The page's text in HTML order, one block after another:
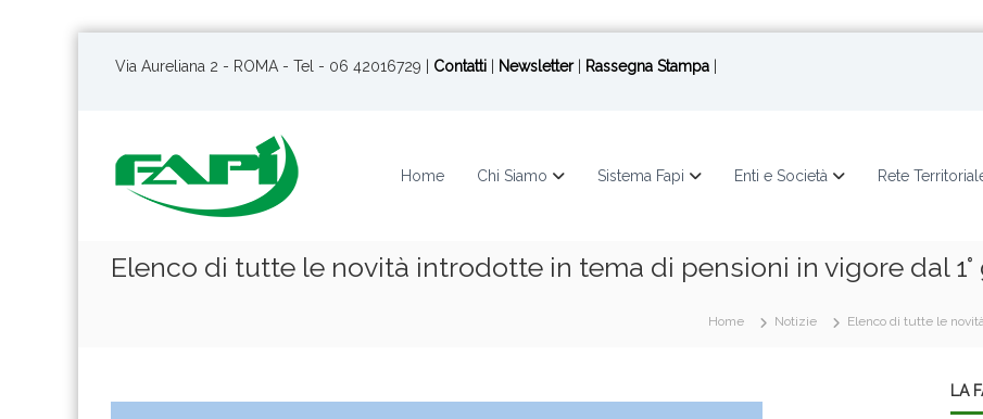
Via Aureliana 2 - ROMA - Tel - 06 42016729 | Contatti Newsletter Rassegna Stampa
Home Chi Siamo Sistema Fapi Enti e Società Rete
Elenco di tutte le novità introdotte in tema di pensioni in vigore dal 1°
Home Notizie Elenco di tutte le
LA